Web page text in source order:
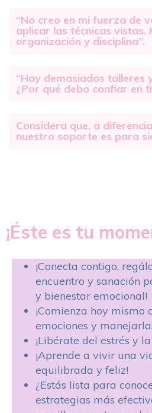
“No creo en mi fuerza de
aplicar las técnicas vistas.
organización y disciplina”.
“Hay demasiados talleres
¿Por qué debo confiar en
Considera que, a
nuestro soporte es para
¡Éste es tu
¡Conecta contigo,
encuentro y sanación
y bienestar emocional!
¡Comienza hoy mismo
emociones y
¡Libérate del estrés y
¡Aprende a vivir una
equilibrada y feliz!
¿Estás lista para
estrategias más